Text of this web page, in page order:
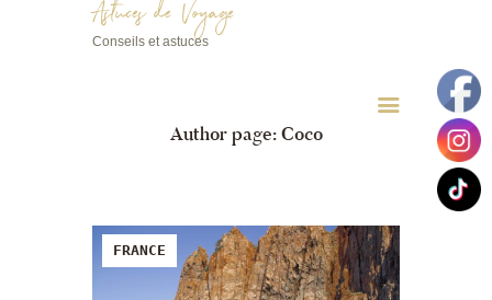
Astuces de Voyage
Conseils et astuces
Author page: Coco
FRANCE